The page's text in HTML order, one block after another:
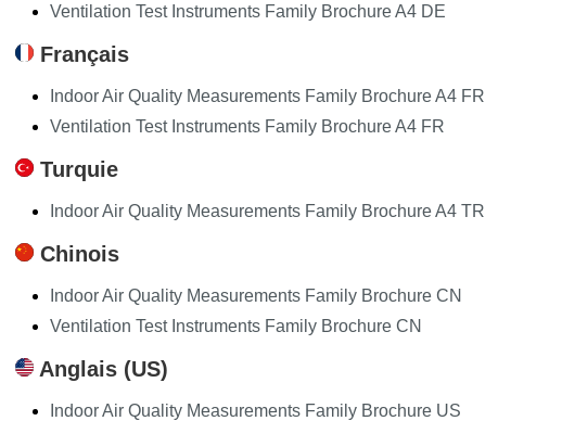
Ventilation Test Instruments Family Brochure A4 DE
Français
Indoor Air Quality Measurements Family Brochure A4 FR
Ventilation Test Instruments Family Brochure A4 FR
Turquie
Indoor Air Quality Measurements Family Brochure A4 TR
Chinois
Indoor Air Quality Measurements Family Brochure CN
Ventilation Test Instruments Family Brochure CN
Anglais (US)
Indoor Air Quality Measurements Family Brochure US